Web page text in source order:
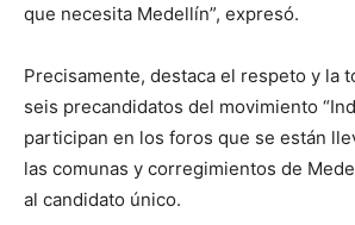
que necesita Medellín”, expresó.
Precisamente, destaca el respeto y la
seis precandidatos del movimiento
participan en los foros que se están
las comunas y corregimientos de
al candidato único.